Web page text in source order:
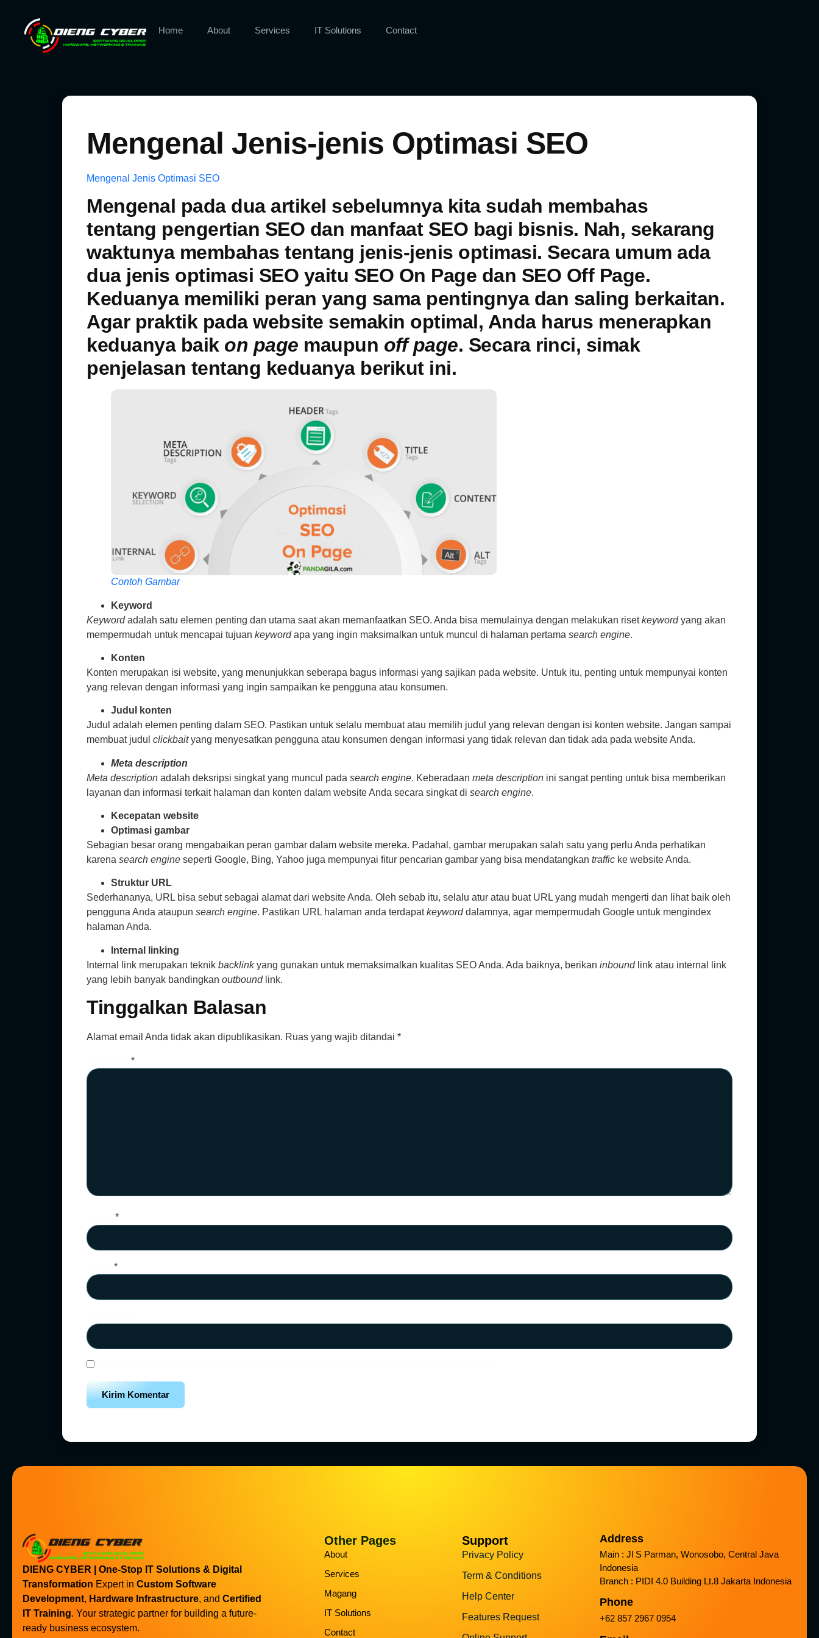
Home About Services IT Solutions Contact
Mengenal Jenis-jenis Optimasi SEO
Mengenal Jenis Optimasi SEO
Mengenal pada dua artikel sebelumnya kita sudah membahas
tentang pengertian SEO dan manfaat SEO bagi bisnis. Nah, sekarang
waktunya membahas tentang jenis-jenis optimasi. Secara umum ada
dua jenis optimasi SEO yaitu SEO On Page dan SEO Off Page.
Keduanya memiliki peran yang sama pentingnya dan saling berkaitan.
Agar praktik pada website semakin optimal, Anda harus menerapkan
keduanya baik on page maupun off page. Secara rinci, simak
penjelasan tentang keduanya berikut ini.
Contoh Gambar
Keyword
Keywordadalah satu elemen penting dan utama saat akan memanfaatkan SEO. Anda bisa memulainya dengan melakukan risetkeywordyang akan
mempermudah untuk mencapai tujuan keywordapa yang ingin maksimalkan untuk muncul di halaman pertama search engine.
Konten
Konten merupakan isi website, yang menunjukkan seberapa bagus informasi yang sajikan pada website. Untuk itu, penting untuk mempunyai konten
yang relevan dengan informasi yang ingin sampaikan ke pengguna atau konsumen.
Judul konten
Judul adalah elemen penting dalam SEO. Pastikan untuk selalu membuat atau memilih judul yang relevan dengan isi konten website. Jangan sampai
membuat judul clickbaityang menyesatkan pengguna atau konsumen dengan informasi yang tidak relevan dan tidak ada pada website Anda.
Meta description
Meta description adalah deksripsi singkat yang muncul pada search engine. Keberadaan meta description ini sangat penting untuk bisa memberikan
layanan dan informasi terkait halaman dan konten dalam website Anda secara singkat di search engine.
Kecepatan website
Optimasi gambar
Sebagian besar orang mengabaikan peran gambar dalam website mereka. Padahal, gambar merupakan salah satu yang perlu Anda perhatikan
karena search engine seperti Google, Bing, Yahoo juga mempunyai fitur pencarian gambar yang bisa mendatangkan traffic ke website Anda.
Struktur URL
Sederhananya, URL bisa sebut sebagai alamat dari website Anda. Oleh sebab itu, selalu atur atau buat URL yang mudah mengerti dan lihat baik oleh
pengguna Anda ataupun search engine. Pastikan URL halaman anda terdapatkeyword dalamnya, agar mempermudah Google untuk mengindex
halaman Anda.
Internal linking
Internal link merupakan teknik backlinkyang gunakan untuk memaksimalkan kualitas SEO Anda. Ada baiknya, berikan inboundlink atau internal link
yang lebih banyak bandingkan outboundlink.
Tinggalkan Balasan
Alamat email Anda tidak akan dipublikasikan. Ruas yang wajib ditandai *
*
*
*
DIENG CYBER | One-Stop IT Solutions & Digital
Transformation Expert in Custom Software
Development, Hardware Infrastructure, and Certified
IT Training. Your strategic partner for building a future-
ready business ecosystem.
Other Pages
About
Services
Magang
IT Solutions
Contact
Support
Privacy Policy
Term & Conditions
Help Center
Features Request
Address
Main : Jl S Parman, Wonosobo, Central Java
Indonesia
Branch : PIDI 4.0 Building Lt.8 Jakarta Indonesia
Phone
+62 857 2967 0954